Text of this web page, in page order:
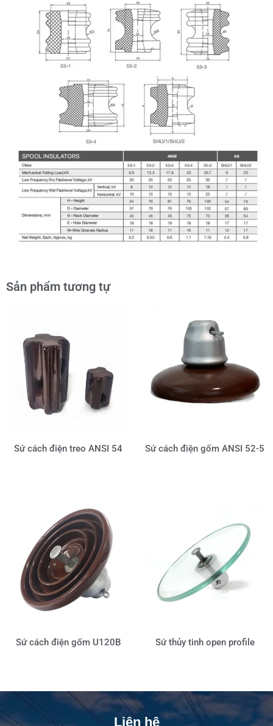
Sản phẩm tương tự
Sứ cách điện treo ANSI 54 Sứ cách điện gốm ANSI 52-5
Sứ cách điện gốm U120B Sứ thủy tinh open profile
Liên hệ